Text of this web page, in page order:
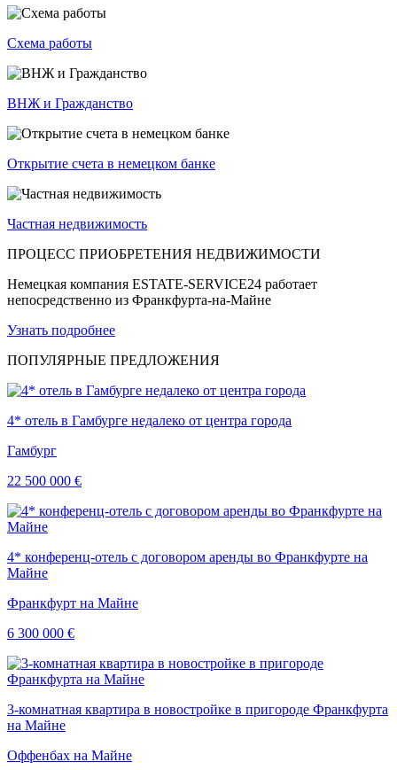
Схема работы
ВНЖ и Гражданство
Открытие счета в немецком банке
Частная недвижимость
ПРОЦЕСС ПРИОБРЕТЕНИЯ НЕДВИЖИМОСТИ
Немецкая компания ESTATE-SERVICE24 работает
непосредственно из Франкфурта-на-Майне
Узнать подробнее
ПОПУЛЯРНЫЕ ПРЕДЛОЖЕНИЯ
4* отель в Гамбурге недалеко от центра города
Гамбург
22 500 000 €
4* конференц-отель с договором аренды во Франкфурте на
Майне
Франкфурт на Майне
6 300 000 €
3-комнатная квартира в новостройке в пригороде Франкфурта
на Майне
Оффенбах на Майне